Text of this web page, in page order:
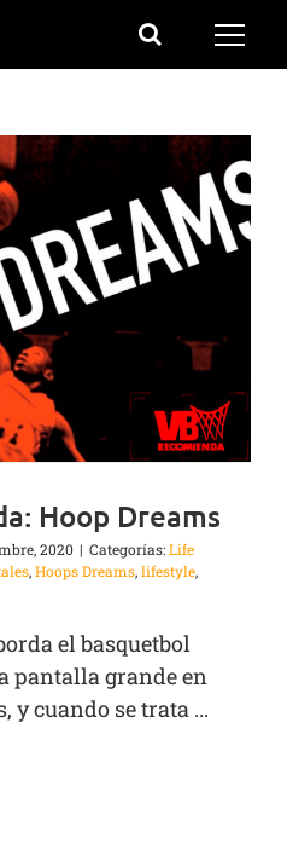
Hoop Dreams
2020 | Categorías:Life
,Hoops Dreams,lifestyle,
el basquetbol
pantalla grande en
y cuando se trata ...